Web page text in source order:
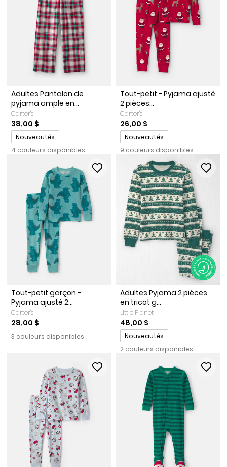
Adultes Pantalon de
pyjama ample en...
Carter's
38,00 $
Promotions
Nouveautés
4 couleurs disponibles
Tout-petit - Pyjama ajusté
2 pièces...
Carter's
26,00 $
Promotions
Nouveautés
9 couleurs disponibles
Tout-petit garçon -
Pyjama ajusté 2...
Carter's
28,00 $
3 couleurs disponibles
Adultes Pyjama 2 pièces
en tricot g...
Little Planet
48,00 $
Promotions
Nouveautés
2 couleurs disponibles